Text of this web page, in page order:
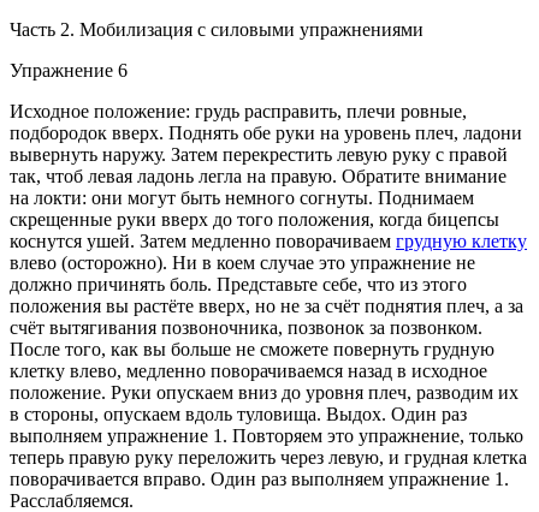
Часть 2. Мобилизация с силовыми упражнениями
Упражнение 6
Исходное положение: грудь расправить, плечи ровные,
подбородок вверх. Поднять обе руки на уровень плеч, ладони
вывернуть наружу. Затем перекрестить левую руку с правой
так, чтоб левая ладонь легла на правую. Обратите внимание
на локти: они могут быть немного согнуты. Поднимаем
скрещенные руки вверх до того положения, когда бицепсы
коснутся ушей. Затем медленно поворачиваем грудную клетку
влево (осторожно). Ни в коем случае это упражнение не
должно причинять боль. Представьте себе, что из этого
положения вы растёте вверх, но не за счёт поднятия плеч, а за
счёт вытягивания позвоночника, позвонок за позвонком.
После того, как вы больше не сможете повернуть грудную
клетку влево, медленно поворачиваемся назад в исходное
положение. Руки опускаем вниз до уровня плеч, разводим их
в стороны, опускаем вдоль туловища. Выдох. Один раз
выполняем упражнение 1. Повторяем это упражнение, только
теперь правую руку переложить через левую, и грудная клетка
поворачивается вправо. Один раз выполняем упражнение 1.
Расслабляемся.